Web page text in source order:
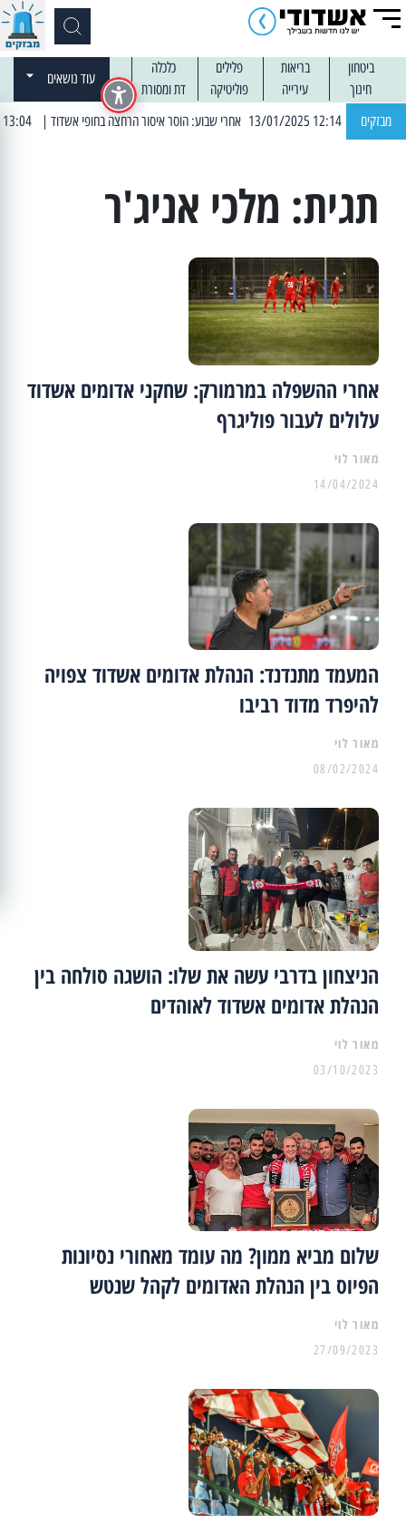
ביטחון בריאות פלילים
כלכלה
חינוך
עירייה פוליטיקה דת ומסורת
עוד נושאים
מבזקים
| 12:14 13/01/2025 אחרי שבוע: הוסר איסור הרחצה בחופי אשדוד | 13:04 14/01/2025 עובדים בלילות: עבודות קרצוף וריבוד אספלט
תגית: מלכי אניג'ר
אחרי ההשפלה במרמורק: שחקני אדומים אשדוד
עלולים לעבור פוליגרף
מאור לוי
14/04/2024
המעמד מתנדנד: הנהלת אדומים אשדוד צפויה
להיפרד מדוד רביבו
מאור לוי
08/02/2024
הניצחון בדרבי עשה את שלו: הושגה סולחה בין
הנהלת אדומים אשדוד לאוהדים
מאור לוי
03/10/2023
שלום מביא ממון? מה עומד מאחורי נסיונות
הפיוס בין הנהלת האדומים לקהל שנטש
מאור לוי
27/09/2023